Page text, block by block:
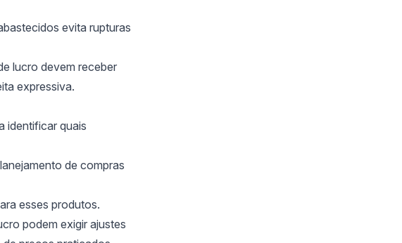
evita rupturas
lucro devem receber
expressiva.
identificar quais
de compras
esses produtos.
podem exigir ajustes